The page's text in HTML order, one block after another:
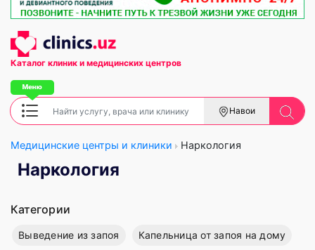
Каталог клиник и медицинских центров
Навои
Медицинские центры и клиники Наркология
Наркология
Категории
Выведение из запоя Капельница от запоя на дому